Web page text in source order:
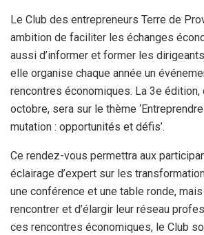
Le Club des entrepreneurs Terre de
ambition de faciliter les échanges
aussi d’informer et former les
elle organise chaque année un
rencontres économiques. La 3e édition,
octobre, sera sur le thème
mutation : opportunités et défis’.
Ce rendez-vous permettra aux
éclairage d’expert sur les
une conférence et une table ronde,
rencontrer et d’élargir leur réseau
ces rencontres économiques, le Club